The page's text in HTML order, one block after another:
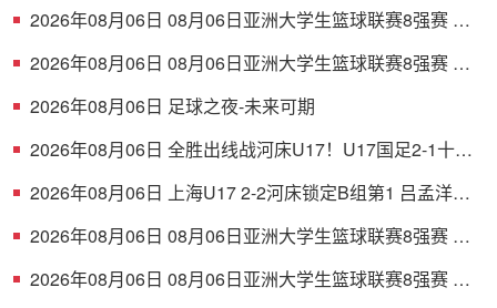
2026年08月06日 08月06日亚洲大学生篮球联赛8强赛 清
2026年08月06日 08月06日亚洲大学生篮球联赛8强赛 早
2026年08月06日 足球之夜-未来可期
2026年08月06日 全胜出线战河床U17！U17国足2-1十人
2026年08月06日 上海U17 2-2河床锁定B组第1 吕孟洋点
2026年08月06日 08月06日亚洲大学生篮球联赛8强赛 北
2026年08月06日 08月06日亚洲大学生篮球联赛8强赛 延